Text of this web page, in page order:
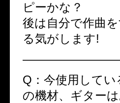
ピーかな？
後は自分で作曲
る気がします!
Q：今使用して
の機材、ギター